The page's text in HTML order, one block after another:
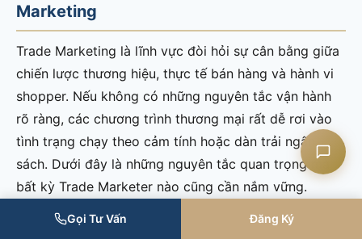
Marketing
Trade Marketing là lĩnh vực đòi hỏi sự cân bằng giữa
chiến lược thương hiệu, thực tế bán hàng và hành vi
shopper. Nếu không có những nguyên tắc vận hành
rõ ràng, các chương trình thương mại rất dễ rơi vào
tình trạng chạy theo cảm tính hoặc dàn trải ngân
sách. Dưới đây là những nguyên tắc quan trọng mà
bất kỳ Trade Marketer nào cũng cần nắm vững.
Gọi Tư Vấn Đăng Ký
Chat Facebook
Yêu cầu tư vấn